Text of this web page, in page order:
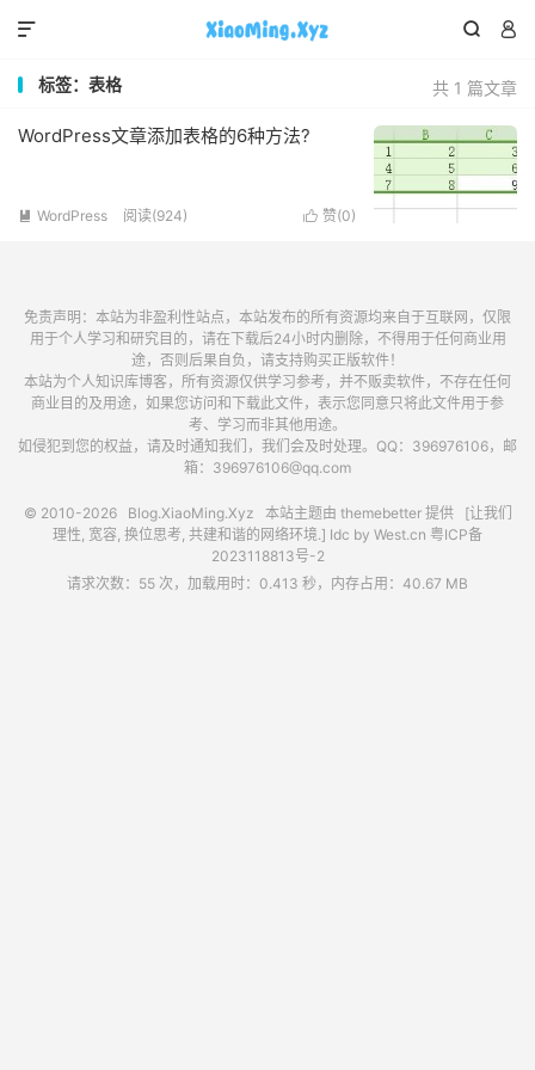
 

共 1 篇文章
标签：表格
WordPress文章添加表格的6种方法?
 赞(0)
 WordPress 阅读(924)
免责声明：本站为非盈利性站点，本站发布的所有资源均来自于互联网，仅限
用于个人学习和研究目的，请在下载后24小时内删除，不得用于任何商业用
途，否则后果自负，请支持购买正版软件！
本站为个人知识库博客，所有资源仅供学习参考，并不贩卖软件，不存在任何
商业目的及用途，如果您访问和下载此文件，表示您同意只将此文件用于参
考、学习而非其他用途。
如侵犯到您的权益，请及时通知我们，我们会及时处理。QQ：396976106，邮
箱：396976106@qq.com
© 2010-2026 Blog.XiaoMing.Xyz 本站主题由 themebetter提供 [让我们
理性, 宽容, 换位思考, 共建和谐的网络环境.] Idc by West.cn 粤ICP备
2023118813号-2
请求次数：55 次，加载用时：0.413 秒，内存占用：40.67 MB